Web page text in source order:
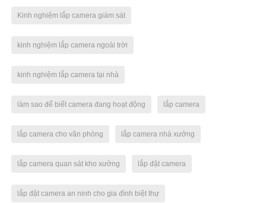
Kinh nghiệm lắp camera giám sát
kinh nghiệm lắp camera ngoài trời
kinh nghiệm lắp camera tại nhà
làm sao để biết camera đang hoạt động lắp camera
lắp camera cho văn phòng lắp camera nhà xưởng
lắp camera quan sát kho xưởng lắp đặt camera
lắp đặt camera an ninh cho gia đình biệt thự